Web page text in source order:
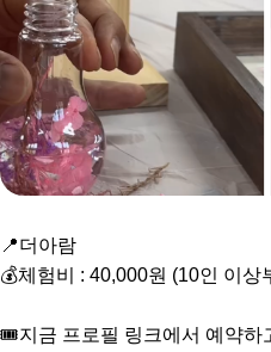
📍더아람
💰체험비 : 40,000원 (10인 이상
🎟️지금 프로필 링크에서 예약하